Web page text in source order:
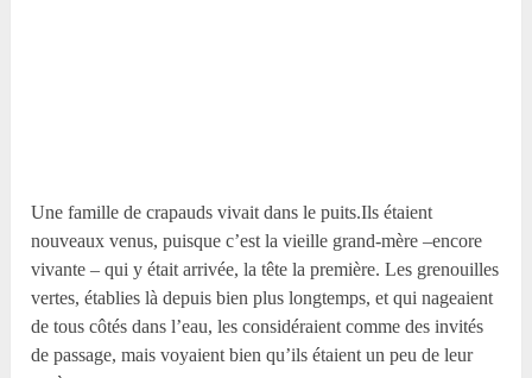
Une famille de crapauds vivait dans le puits.Ils étaient
nouveaux venus, puisque c’est la vieille grand-mère –encore
vivante – qui y était arrivée, la tête la première. Les grenouilles
vertes, établies là depuis bien plus longtemps, et qui nageaient
de tous côtés dans l’eau, les considéraient comme des invités
de passage, mais voyaient bien qu’ils étaient un peu de leur